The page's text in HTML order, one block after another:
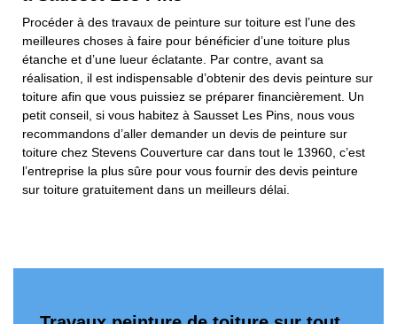
Procéder à des travaux de peinture sur toiture est l’une des
meilleures choses à faire pour bénéficier d’une toiture plus
étanche et d’une lueur éclatante. Par contre, avant sa
réalisation, il est indispensable d’obtenir des devis peinture sur
toiture afin que vous puissiez se préparer financièrement. Un
petit conseil, si vous habitez à Sausset Les Pins, nous vous
recommandons d’aller demander un devis de peinture sur
toiture chez Stevens Couverture car dans tout le 13960, c’est
l’entreprise la plus sûre pour vous fournir des devis peinture
sur toiture gratuitement dans un meilleurs délai.